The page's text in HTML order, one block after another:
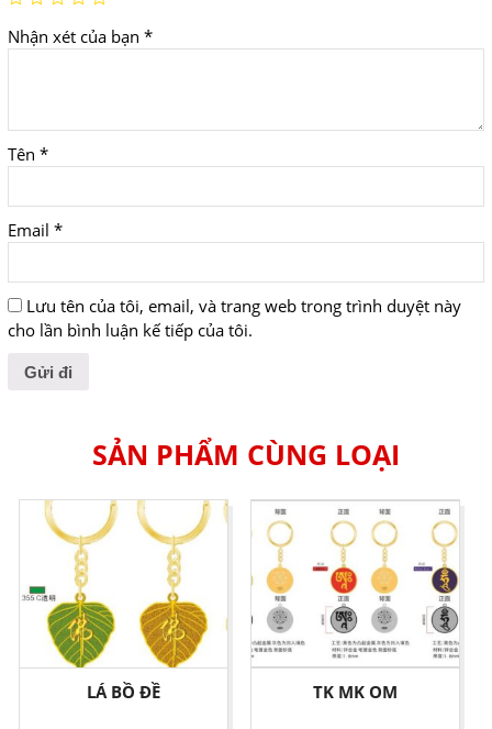
Nhận xét của bạn *
Tên *
Email *
Lưu tên của tôi, email, và trang web trong trình duyệt này
cho lần bình luận kế tiếp của tôi.
SẢN PHẨM CÙNG LOẠI
LÁ BỒ ĐỀ TK MK OM